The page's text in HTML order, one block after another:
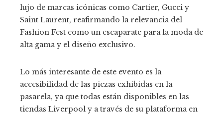
lujo de marcas icónicas como Cartier, Gucci y
Saint Laurent, reafirmando la relevancia del
Fashion Fest como un escaparate para la moda de
alta gama y el diseño exclusivo.
Lo más interesante de este evento es la
accesibilidad de las piezas exhibidas en la
pasarela, ya que todas están disponibles en las
tiendas Liverpool y a través de su plataforma en